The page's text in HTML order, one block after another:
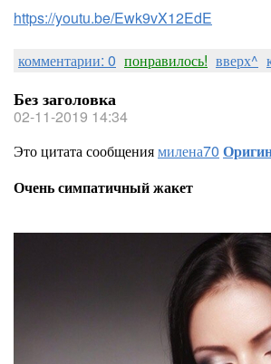
https://youtu.be/Ewk9vX12EdE
комментарии: 0 понравилось! вверх^
Без заголовка
02-11-2019 14:34
Это цитата сообщениямилена70
Очень симпатичный жакет